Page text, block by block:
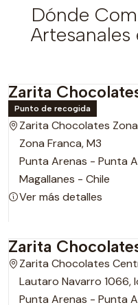
Dónde
Artesanales
Zarita
Punto de recogida
Zarita Chocolates
Zona Franca, M3
Punta Arenas - Punta
Magallanes - Chile
Ver más detalles
Zarita
Zarita Chocolates
Lautaro Navarro 1066,
Punta Arenas - Punta